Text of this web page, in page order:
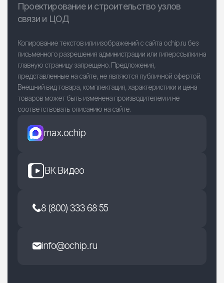
Проектирование и строительство узлов
связи и ЦОД
Копирование текстов или изображений с сайта ochip.ru без
письменного разрешения администрации или гиперссылки на
главную страницу запрещено. Предложения,
представленные на сайте, не являются публичной офертой.
Внешний вид товара, комплектация, характеристики и цена
товаров может быть изменена производителем и не
соответствовать описанию на сайте.
max.ochip
ВК Видео
8 (800) 333 68 55
info@ochip.ru